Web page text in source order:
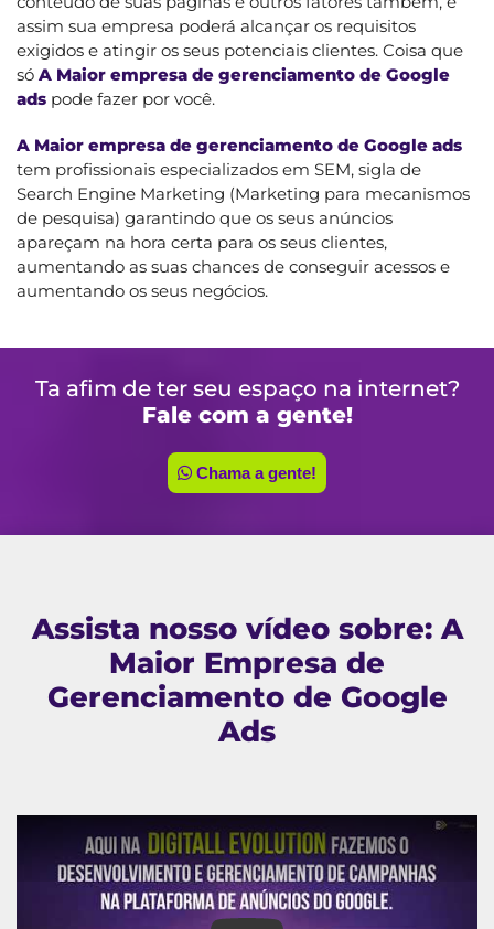
assim sua empresa poderá alcançar os requisitos
exigidos e atingir os seus potenciais clientes. Coisa que
só A Maior empresa de gerenciamento de Google
ads pode fazer por você.
A Maior empresa de gerenciamento de Google ads
tem profissionais especializados em SEM, sigla de
Search Engine Marketing (Marketing para mecanismos
de pesquisa) garantindo que os seus anúncios
apareçam na hora certa para os seus clientes,
aumentando as suas chances de conseguir acessos e
aumentando os seus negócios.
Ta afim de ter seu espaço na internet?
Fale com a gente!
Chama a gente!
Assista nosso vídeo sobre: A
Maior Empresa de
Gerenciamento de Google
Ads